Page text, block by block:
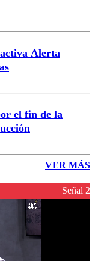
Alerta
el fin de la
VER MÁS
Señal 2